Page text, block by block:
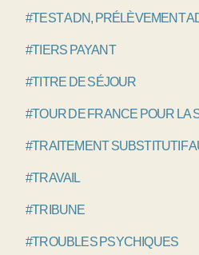
#TEST ADN, PRÉLÈVEMENT
#TIERS PAYANT
#TITRE DE SÉJOUR
#TOUR DE FRANCE POUR LA
#TRAITEMENT SUBSTITUTIF
#TRAVAIL
#TRIBUNE
#TROUBLES PSYCHIQUES